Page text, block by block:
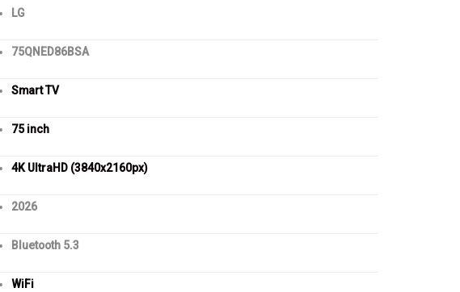
LG
75QNED86BSA
Smart TV
75 inch
4K UltraHD (3840x2160px)
2026
Bluetooth 5.3
WiFi